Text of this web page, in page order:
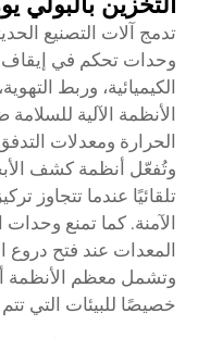
تدمج آلات التصنيع
وحدات تحكم في
الكيميائية، وربط
الأنظمة الآلية
الحرارة ومعدلات
وتُفعّل أنظمة كشف
تلقائيًا عندما تتجاوز
الآمنة. كما تمنع
المعدات عند فتح دروع
وتشمل معظم الأنظمة
خصيصًا للبيئات التي تتم